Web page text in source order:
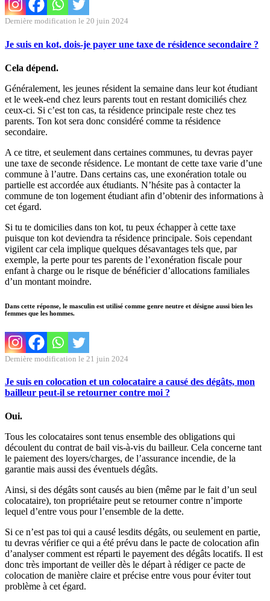
Dernière modification le 20 juin 2024
Je suis en kot, dois-je payer une taxe de résidence secondaire ?
Cela dépend.
Généralement, les jeunes résident la semaine dans leur kot étudiant
et le week-end chez leurs parents tout en restant domiciliés chez
ceux-ci. Si c’est ton cas, ta résidence principale reste chez tes
parents. Ton kot sera donc considéré comme ta résidence
secondaire.
A ce titre, et seulement dans certaines communes, tu devras payer
une taxe de seconde résidence. Le montant de cette taxe varie d’une
commune à l’autre. Dans certains cas, une exonération totale ou
partielle est accordée aux étudiants. N’hésite pas à contacter la
commune de ton logement étudiant afin d’obtenir des informations à
cet égard.
Si tu te domicilies dans ton kot, tu peux échapper à cette taxe
puisque ton kot deviendra ta résidence principale. Sois cependant
vigilent car cela implique quelques désavantages tels que, par
exemple, la perte pour tes parents de l’exonération fiscale pour
enfant à charge ou le risque de bénéficier d’allocations familiales
d’un montant moindre.
Dans cette réponse, le masculin est utilisé comme genre neutre et désigne aussi bien les
femmes que les hommes.
Dernière modification le 21 juin 2024
Je suis en colocation et un colocataire a causé des dégâts, mon
bailleur peut-il se retourner contre moi ?
Oui.
Tous les colocataires sont tenus ensemble des obligations qui
découlent du contrat de bail vis-à-vis du bailleur. Cela concerne tant
le paiement des loyers/charges, de l’assurance incendie, de la
garantie mais aussi des éventuels dégâts.
Ainsi, si des dégâts sont causés au bien (même par le fait d’un seul
colocataire), ton propriétaire peut se retourner contre n’importe
lequel d’entre vous pour l’ensemble de la dette.
Si ce n’est pas toi qui a causé lesdits dégâts, ou seulement en partie,
tu devras vérifier ce qui a été prévu dans le pacte de colocation afin
d’analyser comment est réparti le payement des dégâts locatifs. Il est
donc très important de veiller dès le départ à rédiger ce pacte de
colocation de manière claire et précise entre vous pour éviter tout
problème à cet égard.